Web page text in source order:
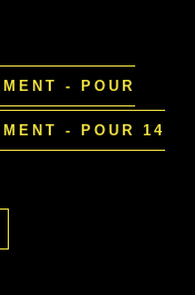
- POUR
- POUR 14